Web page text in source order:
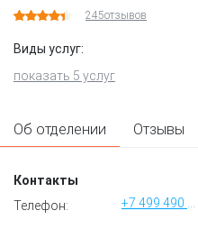
245отзывов
Виды услуг:
показать 5 услуг
Об отделении Отзывы
Контакты
Телефон: